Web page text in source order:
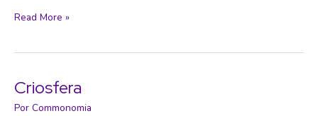
Contaminación
Read More »
Criosfera
Por Commonomia